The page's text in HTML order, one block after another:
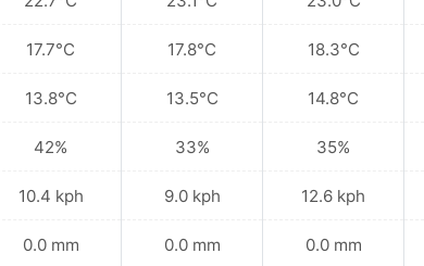
17.7°C
13.8°C
42%
10.4 kph
0.0 mm
17.8°C
13.5°C
33%
9.0 kph
0.0 mm
18.3°C
14.8°C
35%
12.6 kph
0.0 mm